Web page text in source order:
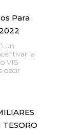
Para
un
la
VIS
decir
TESORO